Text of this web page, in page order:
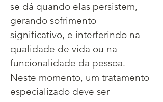
se dá quando elas persistem,
gerando sofrimento
significativo, e interferindo na
qualidade de vida ou na
funcionalidade da pessoa.
Neste momento, um tratamento
especializado deve ser